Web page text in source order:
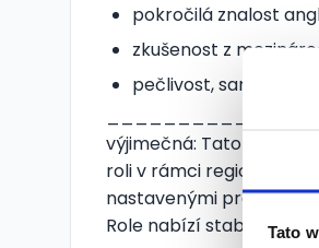
Tato
pokročilá znalost
zkušenost z
pečlivost,
výjimečná: Tato pozice
roli v rámci
nastavenými procesy a
Role nabízí stabilní a